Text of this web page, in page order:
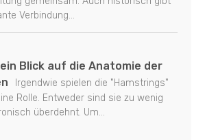
Verbindung...
Blick auf die Anatomie der
Irgendwie spielen die "Hamstrings"
Rolle. Entweder sind sie zu wenig
überdehnt. Um...